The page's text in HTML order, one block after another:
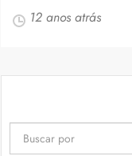
12 anos atrás